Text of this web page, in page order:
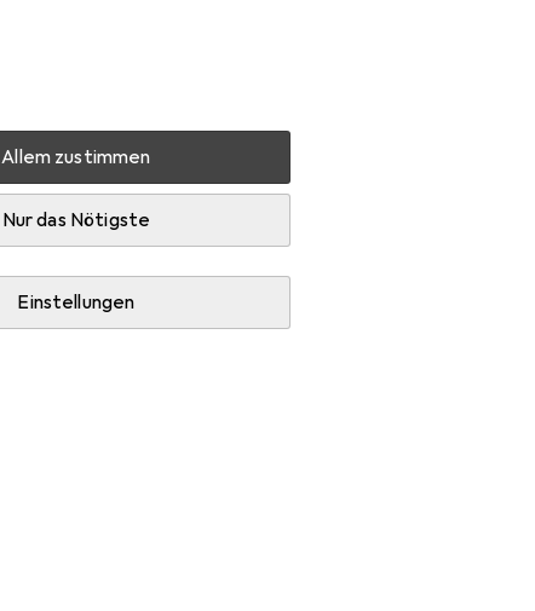
Allem zustimmen
Nur das Nötigste
Einstellungen
Panasonic RP-HT 030 E-S